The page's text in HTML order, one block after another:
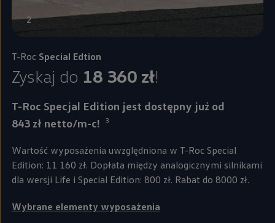
T-Roc Special Edtion
Zyskaj do 18 360 zł!
2
T-Roc Specjal Edition jest dostępny już od
843zł netto/m-c! 3
Wartość wyposażenia uwzględniona w T-Roc Special
Edition: 11 160 zł. Dopłata między analogicznymi silnikami
dla wersji Life i Special Edition: 800 zł. Rabat do 8000 zł.
Wybrane elementy wyposażenia